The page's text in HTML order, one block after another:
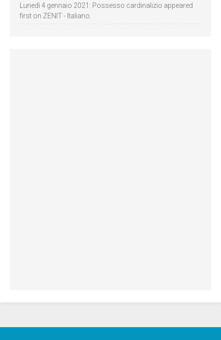
Lunedì 4 gennaio 2021: Possesso cardinalizio appeared
first on ZENIT - Italiano.